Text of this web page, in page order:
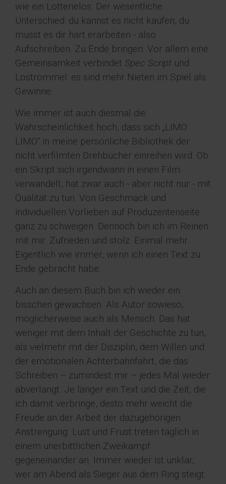
wie ein Lotterielos. Der wesentliche
Unterschied: du kannst es nicht kaufen, du
musst es dir hart erarbeiten - also
Aufschreiben. Zu Ende bringen. Vor allem eine
Gemeinsamkeit verbindet Spec Script und
Lostrommel: es sind mehr Nieten im Spiel als
Gewinne.
Wie immer ist auch diesmal die
Wahrscheinlichkeit hoch, dass sich „LIMO
LIMO“ in meine persönliche Bibliothek der
nicht verfilmten Drehbücher einreihen wird. Ob
ein Skript sich irgendwann in einen Film
verwandelt, hat zwar auch - aber nicht nur - mit
Qualität zu tun. Von Geschmack und
individuellen Vorlieben auf Produzentenseite
ganz zu schweigen. Dennoch bin ich im Reinen
mit mir. Zufrieden und stolz. Einmal mehr.
Eigentlich wie immer, wenn ich einen Text zu
Ende gebracht habe.
Auch an diesem Buch bin ich wieder ein
bisschen gewachsen. Als Autor sowieso,
möglicherweise auch als Mensch. Das hat
weniger mit dem Inhalt der Geschichte zu tun,
als vielmehr mit der Disziplin, dem Willen und
der emotionalen Achterbahnfahrt, die das
Schreiben – zumindest mir – jedes Mal wieder
abverlangt. Je länger ein Text und die Zeit, die
ich damit verbringe, desto mehr weicht die
Freude an der Arbeit der dazugehörigen
Anstrengung. Lust und Frust treten täglich in
einem unerbittlichen Zweikampf
gegeneinander an. Immer wieder ist unklar,
wer am Abend als Sieger aus dem Ring steigt.